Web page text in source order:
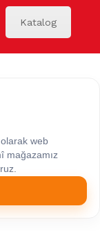
Katalog
web
mağazamız